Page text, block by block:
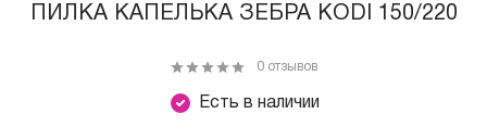
ПИЛКА КАПЕЛЬКА ЗЕБРА KODI 150/220
Есть в наличии
0 отзывов